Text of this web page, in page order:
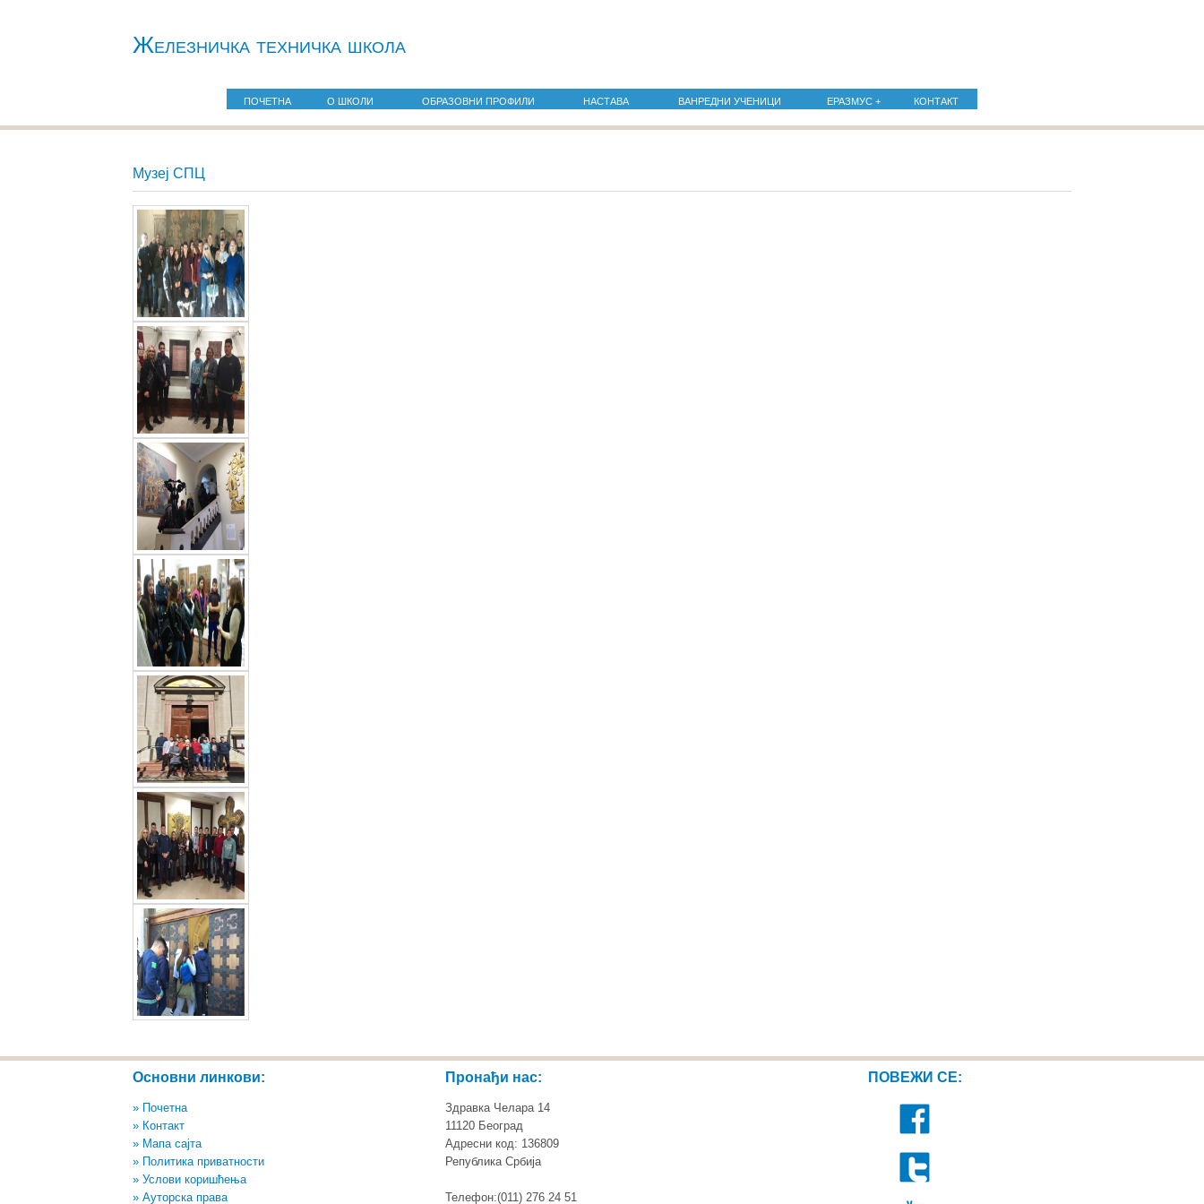
Железничкa техничка школа
ПОЧЕТНА О ШКОЛИ ОБРАЗОВНИ ПРОФИЛИ НАСТАВА ВАНРЕДНИ УЧЕНИЦИ ЕРАЗМУС + КОНТАКТ
Музеј СПЦ
Основни линкови:
» Почетна
» Контакт
» Мапа сајта
» Политика приватности
» Услови коришћења
» Ауторска права
Пронађи нас:
Здравка Челара 14
11120 Београд
Адресни код: 136809
Република Србија
Телефон:(011) 276 24 51
ПОВЕЖИ СЕ: